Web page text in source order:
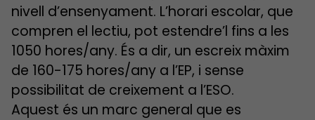
nivell d’ensenyament. L’horari escolar, que
compren el lectiu, pot estendre’l fins a les
1050 hores/any. És a dir, un escreix màxim
de 160-175 hores/any a l’EP, i sense
possibilitat de creixement a l’ESO.
Aquest és un marc general que es